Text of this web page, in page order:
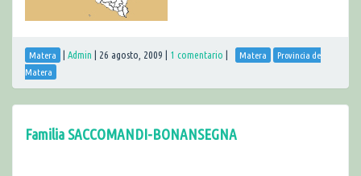
Matera Admin 26 agosto, 2009 1 comentario Matera
Provincia de
Matera
Familia SACCOMANDI-BONANSEGNA